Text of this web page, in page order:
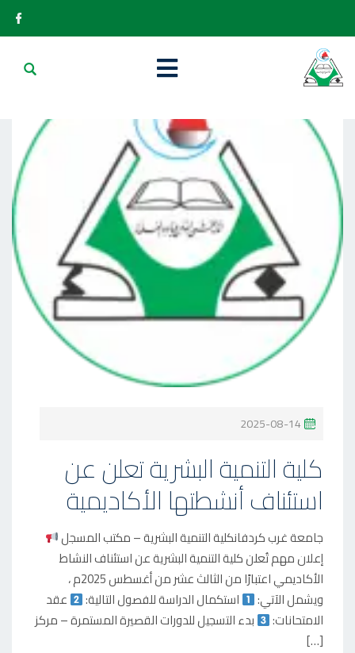
P
S
E
D
O
N
2025-08-14
كلية التنمية البشرية تعلن عن
استئناف أنشطتها الأكاديمية
جامعة غرب كردفانكلية التنمية البشرية – مكتب المسجل
إعلان مهم تُعلن كلية التنمية البشرية عن استئناف النشاط
الأكاديمي اعتبارًا من الثالث عشر من أغسطس 2025م ،
ويشمل الآتي:
استكمال الدراسة للفصول التالية:
عقد
الامتحانات:
بدء التسجيل للدورات القصيرة المستمرة – مركز
[…]